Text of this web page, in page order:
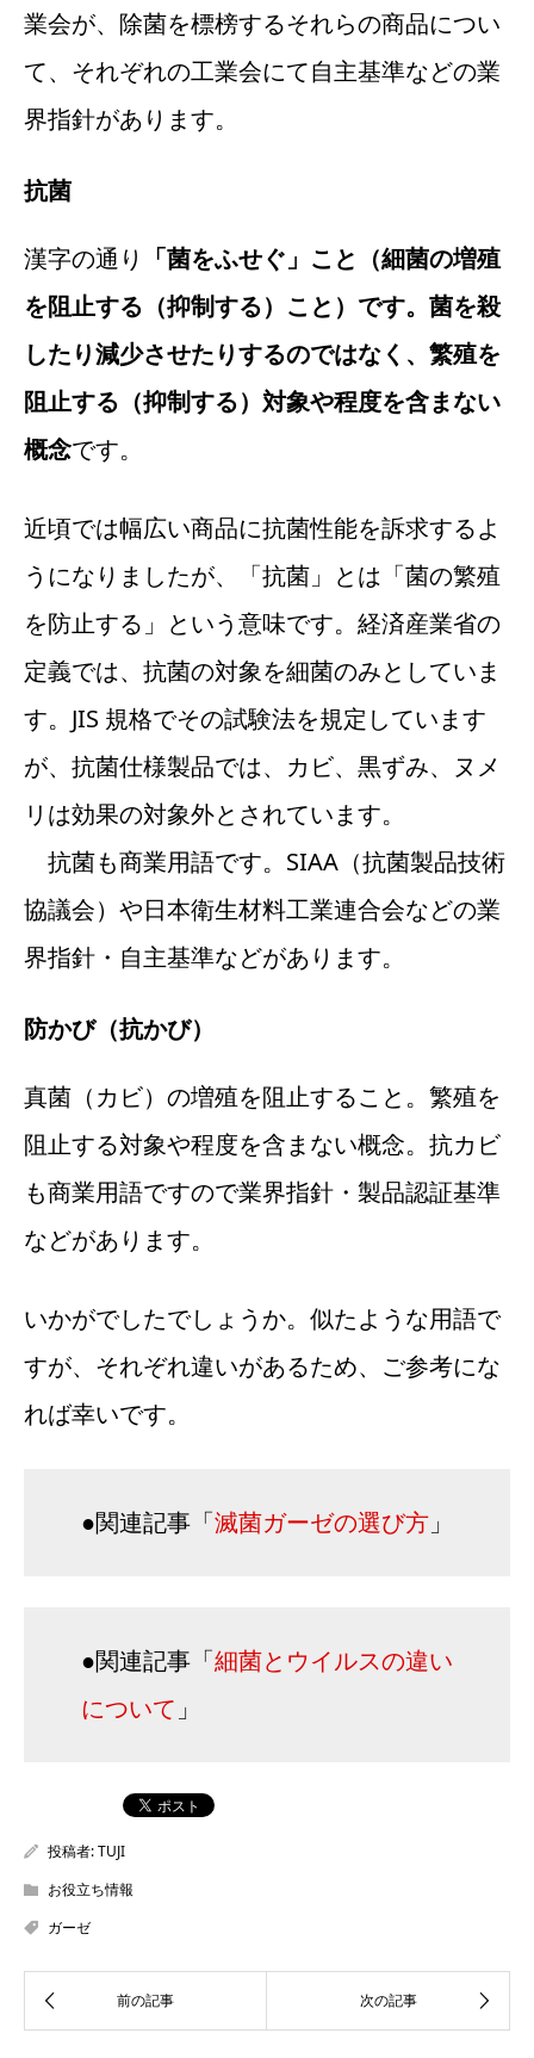
業会が、除菌を標榜するそれらの商品につい
て、それぞれの工業会にて自主基準などの業
界指針があります。
抗菌
漢字の通り
「菌をふせぐ」こと（細菌の増殖
を阻止する（抑制する）こと）です。菌を殺
したり減少させたりするのではなく、繁殖を
阻止する（抑制する）対象や程度を含まない
概念です。
近頃では幅広い商品に抗菌性能を訴求するよ
うになりましたが、「抗菌」とは「菌の繁殖
を防止する」という意味です。経済産業省の
定義では、抗菌の対象を細菌のみとしていま
す。JIS 規格でその試験法を規定しています
が、抗菌仕様製品では、カビ、黒ずみ、ヌメ
リは効果の対象外とされています。
抗菌も商業用語です。SIAA（抗菌製品技術
協議会）や日本衛生材料工業連合会などの業
界指針・自主基準などがあります。
防かび（抗かび）
真菌（カビ）の増殖を阻止すること。繁殖を
阻止する対象や程度を含まない概念。抗カビ
も商業用語ですので業界指針・製品認証基準
などがあります。
いかがでしたでしょうか。似たような用語で
すが、それぞれ違いがあるため、ご参考にな
れば幸いです。
●関連記事「滅菌ガーゼの選び方」
●関連記事「細菌とウイルスの違い
について 」
投稿者:TUJI
お役立ち情報
ガーゼ